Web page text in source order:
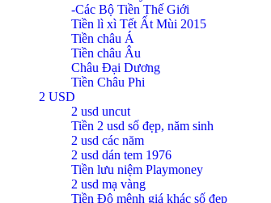
-Các Bộ Tiền Thế Giới
Tiền lì xì Tết Ất Mùi 2015
Tiền châu Á
Tiền châu Âu
Châu Đại Dương
Tiền Châu Phi
2 USD
2 usd uncut
Tiền 2 usd số đẹp, năm sinh
2 usd các năm
2 usd dán tem 1976
Tiền lưu niệm Playmoney
2 usd mạ vàng
Tiền Đô mệnh giá khác số đẹp